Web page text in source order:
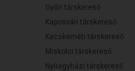
Győri társkereső
Kaposvári társkereső
Kecskeméti társkereső
Miskolci társkereső
Nyíregyházi társkereső